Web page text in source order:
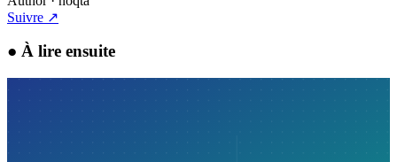
Suivre ↗
● À lire ensuite